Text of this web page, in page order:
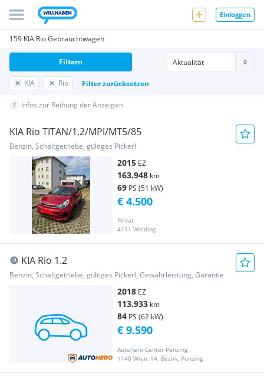
Einloggen
159 KIA Rio Gebrauchtwagen
KIA Rio Filter zurücksetzen
Filtern
Infos zur Reihung der Anzeigen
KIA Rio TITAN/1.2/MPI/MT5/85
Benzin, Schaltgetriebe, gültiges Pickerl
2015 EZ
163.948 km
69 PS (51 kW)
Privat
4111 Walding
€ 4.500
KIA Rio 1.2
Benzin, Schaltgetriebe, gültiges Pickerl, Gewährleistung, Garantie
2018 EZ
113.933 km
84 PS (62 kW)
Autohero Center Penzing
1140 Wien, 14. Bezirk, Penzing
€ 9.590